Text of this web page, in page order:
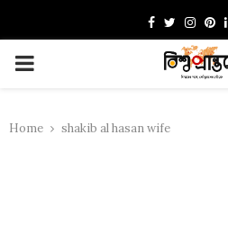
Facebook
Twitter
PRIMARY
Home shakib al hasan wife